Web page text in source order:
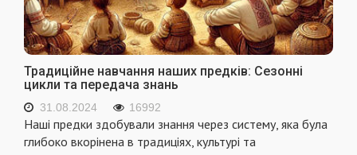
Традиційне навчання наших предків: Сезонні
цикли та передача знань
31.08.2024 16992
Наші предки здобували знання через систему, яка була
глибоко вкорінена в традиціях, культурі та